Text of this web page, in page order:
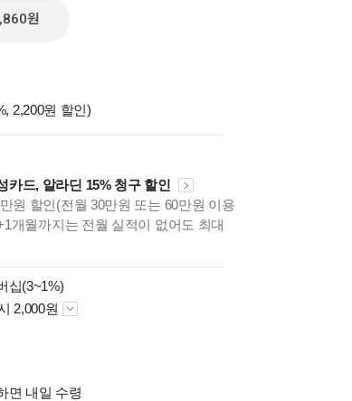
원
2,200원 할인)
카드, 알라딘 15% 청구 할인
원 할인(전월 30만원 또는 60만원 이용
개월까지는 전월 실적이 없어도 최대
십(3~1%)
2,000원
면 내일 수령